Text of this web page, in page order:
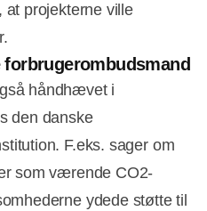
at projekterne ville
håndhævet i
den danske
F.eks. sager om
som værende CO2-
ydede støtte til